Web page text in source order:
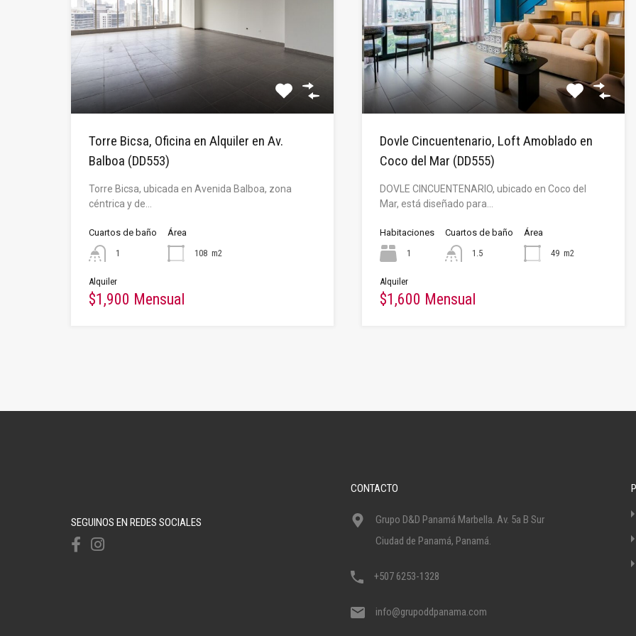
Torre Bicsa, Oficina en Alquiler en Av.
Balboa (DD553)
Torre Bicsa, ubicada en Avenida Balboa, zona
céntrica y de…
Cuartos de baño
1
Área
108 m2
Alquiler
$1,900 Mensual
Dovle Cincuentenario, Loft Amoblado en
Coco del Mar (DD555)
DOVLE CINCUENTENARIO, ubicado en Coco del
Mar, está diseñado para…
Habitaciones
1
Cuartos de baño
1.5
Área
49 m2
Alquiler
$1,600 Mensual
SEGUINOS EN REDES SOCIALES
CONTACTO
Grupo D&D Panamá Marbella. Av. 5a B Sur
Ciudad de Panamá, Panamá.
+507 6253-1328
info@grupoddpanama.com